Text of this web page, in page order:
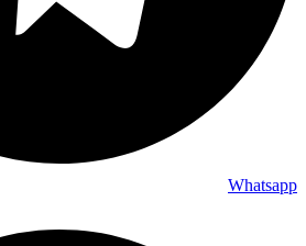
Whatsapp